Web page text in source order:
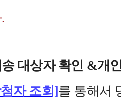
송 대상자 확인 &개
자 조회]를 통해서